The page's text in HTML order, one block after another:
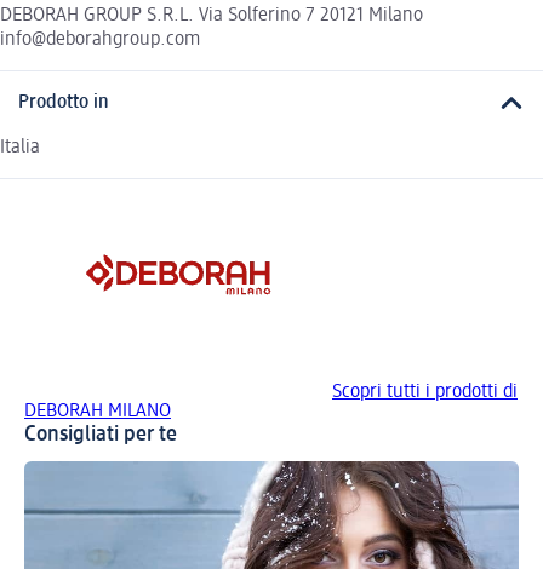
DEBORAH GROUP S.R.L. Via Solferino 7 20121 Milano
info@deborahgroup.com
Prodotto in
Italia
Scopri tutti i prodotti di
DEBORAH MILANO
Consigliati per te